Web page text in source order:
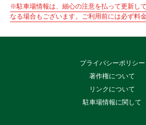
※駐車場情報は、細心の注意を払って更新し
なる場合もございます。ご利用前には必ず料
プライバシーポリシー
著作権について
リンクについて
駐車場情報に関して